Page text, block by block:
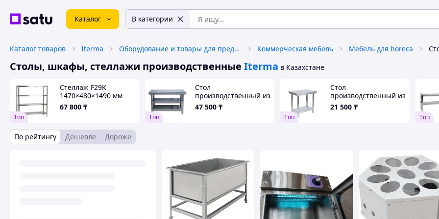
Каталог В категории
Каталог товаров Iterma Оборудование и товары для предоставления услуг Коммерческая мебель Мебель для horeca
Столы, шкафы, стеллажи производственные Iterma в Казахстане
Tоп
Стеллаж F29K
1470×480×1490 мм
67 800 ₸
Tоп
Стол
производственный из
нержавеющей стали
F53 L 1200×600×800
47 500 ₸
Tоп
Стол
производственный из
нержавеющей стали
F192 L 800×500×800
21 500 ₸
Tоп
По рейтингу Дешевле Дороже